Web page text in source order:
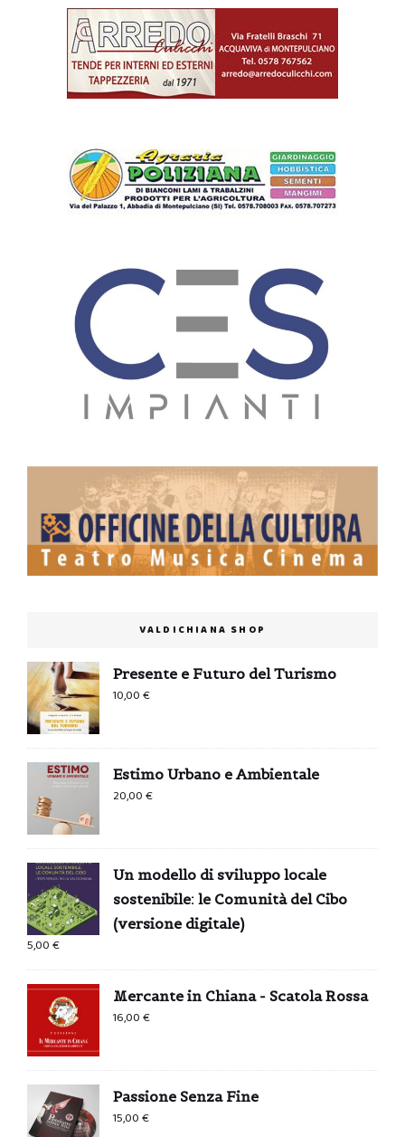
VALDICHIANA SHOP
Presente e Futuro del Turismo
10,00€
Estimo Urbano e Ambientale
20,00€
Un modello di sviluppo locale
sostenibile: le Comunità del Cibo
(versione digitale)
5,00€
Mercante in Chiana - Scatola Rossa
16,00€
Passione Senza Fine
15,00€